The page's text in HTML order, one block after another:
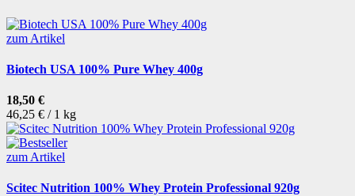
zum Artikel
Biotech USA 100% Pure Whey 400g
18,50 €
46,25 € / 1 kg
zum Artikel
Scitec Nutrition 100% Whey Protein Professional 920g